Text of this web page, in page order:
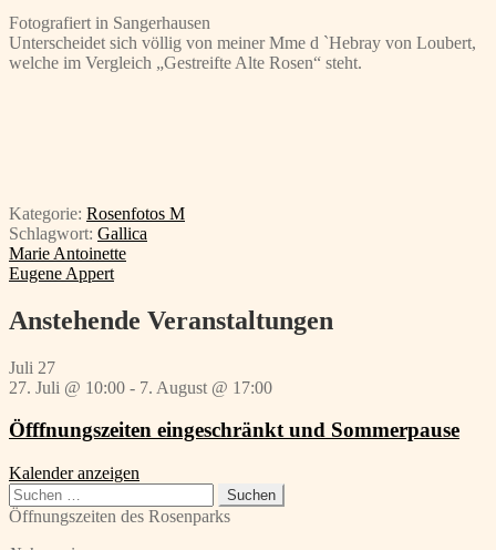
Fotografiert in Sangerhausen
Unterscheidet sich völlig von meiner Mme d `Hebray von Loubert,
welche im Vergleich „Gestreifte Alte Rosen“ steht.
Kategorie: Rosenfotos M
Schlagwort: Gallica
Beitragsnavigation
Vorheriger
Beitrag:
Marie Antoinette
Nächster
Eugene Appert
Anstehende Veranstaltungen
Juli 27
27. Juli @ 10:00 - 7. August @ 17:00
Öfffnungszeiten eingeschränkt und Sommerpause
Kalender anzeigen
Suchen
nach:
Öffnungszeiten des Rosenparks